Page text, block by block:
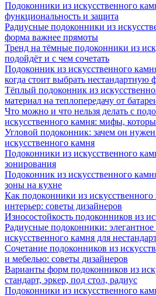
Подоконники из искусственного
функциональность и защита
Радиусные подоконники из
форма важнее прямоты
Тренд на тёмные подоконники из
подойдёт и с чем сочетать
Подоконник из искусственного
когда стоит выбрать нестандартную
Тёплый подоконник из
материал на теплопередачу от
Что можно и что нельзя делать с
искусственного камня: мифы,
Угловой подоконник: зачем он нужен
искусственного камня
Подоконники из искусственного
зонирования
Подоконник из искусственного
зоны на кухне
Как подоконники из
интерьер: советы дизайнеров
Износостойкость подоконников из
Радиусные подоконники:
искусственного камня для
Сочетание подоконников из
и мебелью: советы дизайнеров
Варианты форм подоконников из
стандарт, эркер, под стол, радиус
Подоконники из искусственного